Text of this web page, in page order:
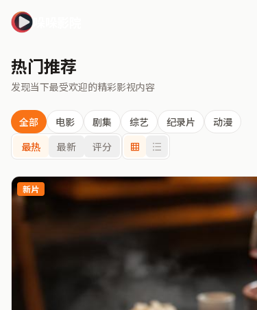
热门推荐
发现当下最受欢迎的精彩影视内容
全部 电影 剧集 综艺 纪录片
动漫
最热
最新 评分
新片